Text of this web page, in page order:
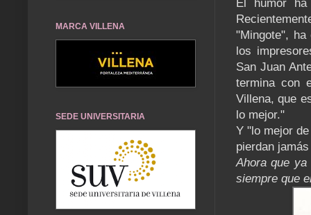
El humor
"Mingote", ha
los
San Juan
termina con
Villena, que
lo mejor."
Y "lo mejor
pierdan
Ahora que
siempre que
MARCA VILLENA
SEDE UNIVERSITARIA